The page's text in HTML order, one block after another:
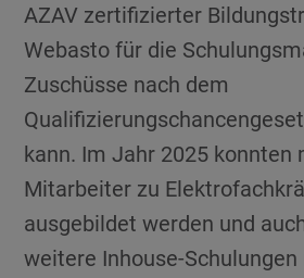
AZAV zertifizierter
Webasto für die
Zuschüsse nach dem
kann. Im Jahr 2025 konnten
Mitarbeiter zu
ausgebildet werden und
weitere Inhouse-